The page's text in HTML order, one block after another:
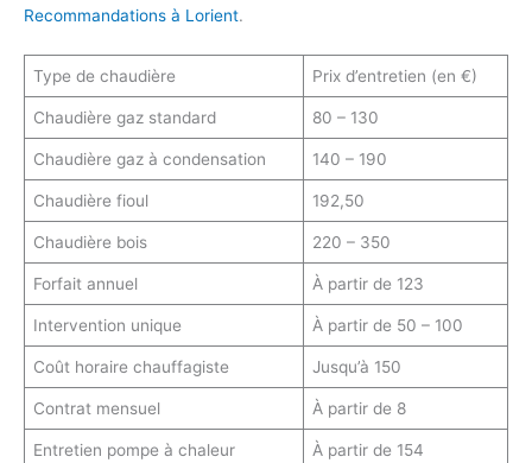
Recommandations à Lorient.
Type de chaudière Prix d’entretien (en €)
Chaudière gaz standard 80 – 130
Chaudière gaz à condensation 140 – 190
Chaudière fioul 192,50
Chaudière bois 220 – 350
Forfait annuel À partir de 123
Intervention unique À partir de 50 – 100
Coût horaire chauffagiste Jusqu’à 150
Contrat mensuel À partir de 8
Entretien pompe à chaleur À partir de 154